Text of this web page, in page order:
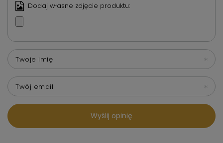
Dodaj własne zdjęcie produktu:
Twoje imię
Twój email
Wyślij opinię